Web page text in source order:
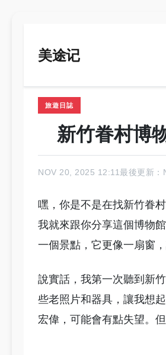
美途记
旅遊日誌
新竹眷村博
NOV 20, 2025 12:11最後更新：
嘿，你是不是在找新竹眷
我就來跟你分享這個博物
一個景點，它更像一扇窗
說實話，我第一次聽到新
些老照片和器具，讓我想
宏偉，可能會有點失望。